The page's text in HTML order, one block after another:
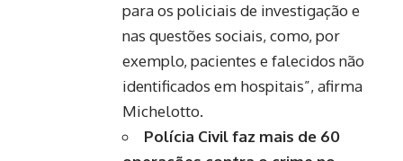
para os policiais de investigação e
nas questões sociais, como, por
exemplo, pacientes e falecidos não
identificados em hospitais”, afirma
Michelotto.
​Polícia Civil faz mais de 60